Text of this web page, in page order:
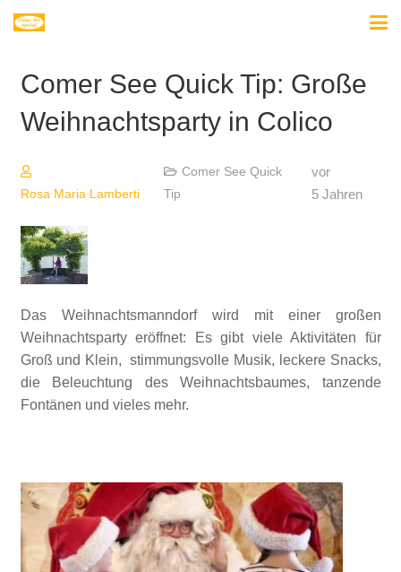
Comer See Quick Tip: Große
Weihnachtsparty in Colico
Rosa Maria Lamberti
Comer See Quick
Tip
vor
5 Jahren
Das Weihnachtsmanndorf wird mit einer großen
Weihnachtsparty eröffnet: Es gibt viele Aktivitäten für
Groß und Klein, stimmungsvolle Musik, leckere Snacks,
die Beleuchtung des Weihnachtsbaumes, tanzende
Fontänen und vieles mehr.